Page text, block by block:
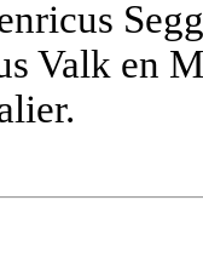
Valk en